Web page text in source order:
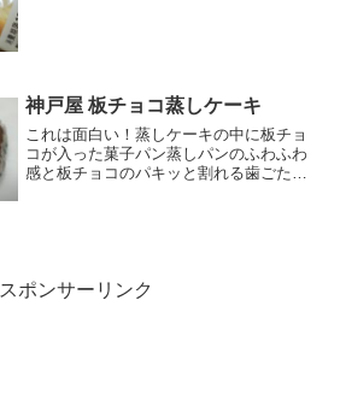
神戸屋 板チョコ蒸しケーキ
これは面白い！蒸しケーキの中に板チョ
コが入った菓子パン蒸しパンのふわふわ
感と板チョコのパキッと割れる歯ごたえ
スポンサーリンク